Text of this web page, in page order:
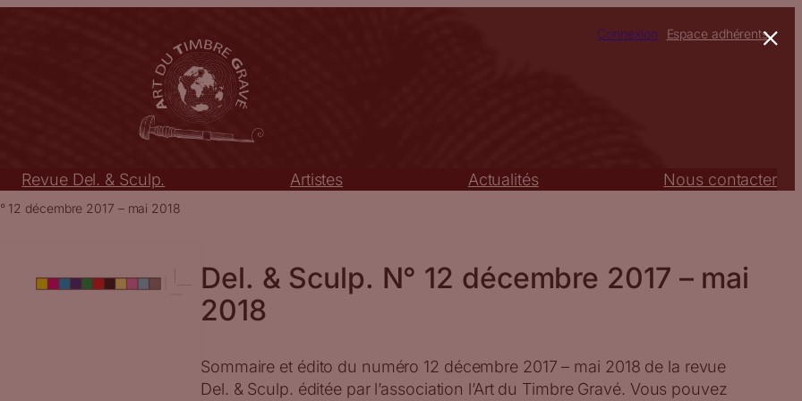
Connexion Espace adhérents
Revue Del. & Sculp. Artistes Actualités Nous contacter
12 décembre 2017 – mai 2018
Del. & Sculp. N° 12 décembre 2017 – mai
2018
Sommaire et édito du numéro 12 décembre 2017 – mai 2018 de la revue
Del. & Sculp. éditée par l’association l’Art du Timbre Gravé. Vous pouvez
×